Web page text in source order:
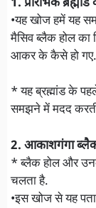
1. प्रारंभिक
•यह खोज हमें यह
मैसिव ब्लैक होल
आकर के कैसे हो गए.
* यह ब्रह्मांड के
समझने में मदद
2. आकाशगंगा
* ब्लैक होल और
चलता है.
•इस खोज से यह